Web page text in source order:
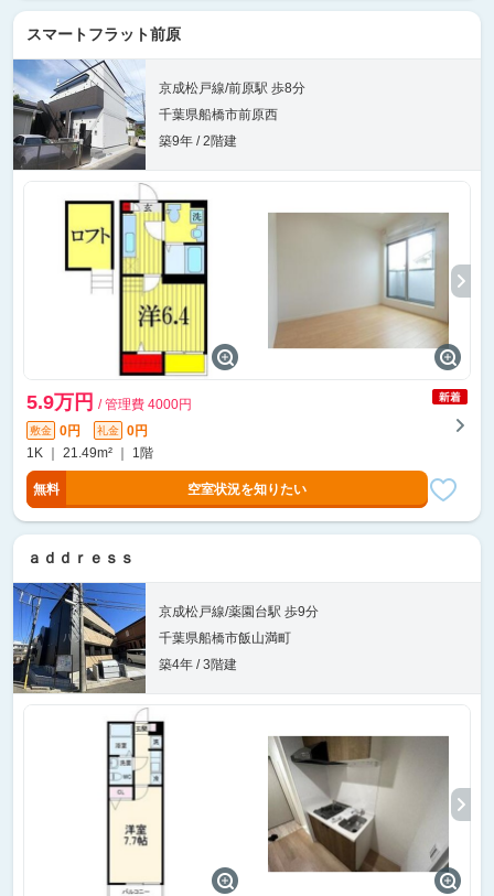
スマートフラット前原
京成松戸線/前原駅 歩8分
千葉県船橋市前原西
築9年 / 2階建
5.9万円 / 管理費 4000円
敷金 0円 礼金
0円
1K ｜ 21.49m² ｜ 1階
無料 空室状況を知りたい
ａｄｄｒｅｓｓ
京成松戸線/薬園台駅 歩9分
千葉県船橋市飯山満町
築4年 / 3階建